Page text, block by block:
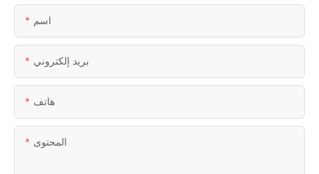
اسم
بريد إلكتروني
هاتف
المحتوى